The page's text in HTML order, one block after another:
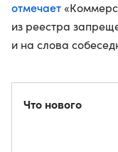
отмечает
из реестра
и на слова
Что нового